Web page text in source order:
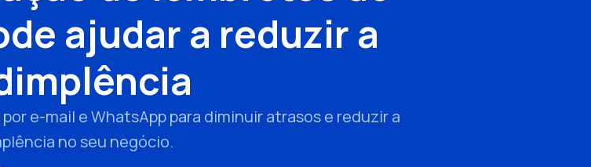
ajudar a reduzir a
e-mail e WhatsApp para diminuir atrasos e reduzir a
no seu negócio.